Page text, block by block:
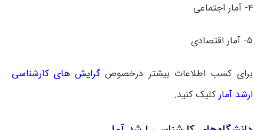
۴- آمار اجتماعی
۵- آمار اقتصادی
برای کسب اطلاعات بیشتر درخصوصگرایش های کارشناسی
ارشد آمار کلیک کنید.